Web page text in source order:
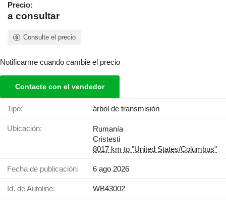
Precio:
a consultar
Consulte el precio
Notificarme cuando cambie el precio
Contacte con el vendedor
Tipo: árbol de transmisión
Ubicación:
Rumanía
Cristesti
8017 km to "United States/Columbus"
Fecha de publicación: 6 ago 2026
Id. de Autoline: WB43002